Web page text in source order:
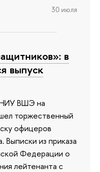
30 июля
в
выпуск
НИУ ВШЭ на
торжественный
офицеров
Выписки из приказа
Федерации о
лейтенанта с